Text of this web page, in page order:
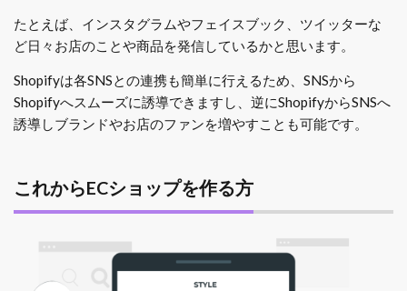
たとえば、インスタグラムやフェイスブック、ツイッターな
ど日々お店のことや商品を発信しているかと思います。
Shopifyは各SNSとの連携も簡単に行えるため、SNSから
Shopifyへスムーズに誘導できますし、逆にShopifyからSNSへ
誘導しブランドやお店のファンを増やすことも可能です。
これからECショップを作る方